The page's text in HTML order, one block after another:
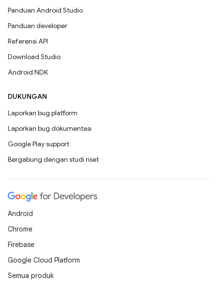
Panduan Android Studio
Panduan developer
Referensi API
Download Studio
Android NDK
DUKUNGAN
Laporkan bug platform
Laporkan bug dokumentasi
Google Play support
Bergabung dengan studi riset
Android
Chrome
Firebase
Google Cloud Platform
Semua produk